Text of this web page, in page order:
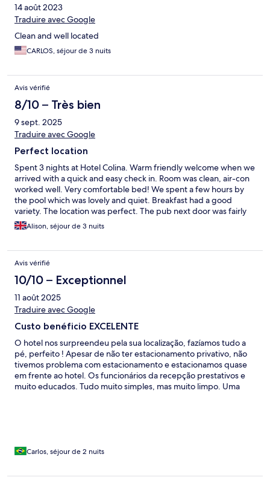
14 août 2023
Traduire avec Google
Clean and well located
CARLOS, séjour de 3 nuits
Avis vérifié
8/10 – Très bien
9 sept. 2025
Traduire avec Google
Perfect location
Spent 3 nights at Hotel Colina. Warm friendly welcome when we
arrived with a quick and easy check in. Room was clean, air-con
worked well. Very comfortable bed! We spent a few hours by
the pool which was lovely and quiet. Breakfast had a good
variety. The location was perfect. The pub next door was fairly
quiet and you could play pool and darts. Walk down the hill and
you have shops and restaurants. You are close to the busy
Alison, séjour de 3 nuits
Avis vérifié
10/10 – Exceptionnel
11 août 2025
Traduire avec Google
Custo benéficio EXCELENTE
O hotel nos surpreendeu pela sua localização, fazíamos tudo a
pé, perfeito ! Apesar de não ter estacionamento privativo, não
tivemos problema com estacionamento e estacionamos quase
em frente ao hotel. Os funcionários da recepção prestativos e
muito educados. Tudo muito simples, mas muito limpo. Uma
Carlos, séjour de 2 nuits